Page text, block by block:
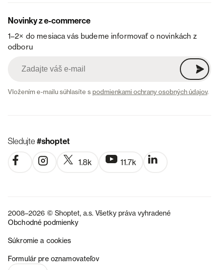
Novinky z e-commerce
1–2× do mesiaca vás budeme informovať o novinkách z
odboru
Vložením e-mailu súhlasíte spodmienkami ochrany osobných údajov.
Sledujte#shoptet
1.8k 11.7k
2008–2026 © Shoptet, a.s. Všetky práva vyhradené
Obchodné podmienky
Súkromie a cookies
Formulár pre oznamovateľov